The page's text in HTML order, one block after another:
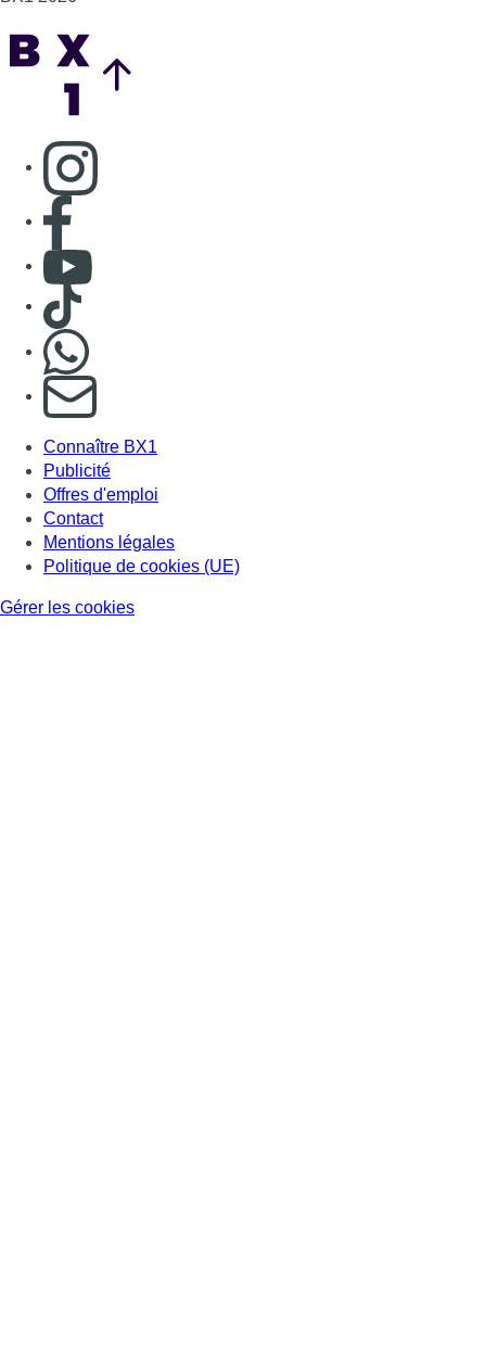
Consulter page Instagram
Consulter page Facebook
Consulter Youtube
Consulter TikTok
S'abonner à notre newsletter
Connaître BX1
Publicité
Offres d'emploi
Contact
Mentions légales
Politique de cookies (UE)
Gérer les cookies